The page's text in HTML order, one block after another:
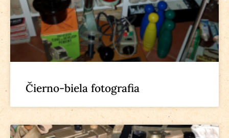
Čierno-biela fotografia